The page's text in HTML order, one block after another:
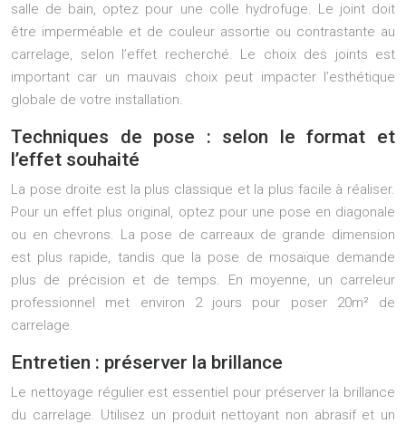
salle de bain, optez pour une colle hydrofuge. Le joint doit
être imperméable et de couleur assortie ou contrastante au
carrelage, selon l’effet recherché. Le choix des joints est
important car un mauvais choix peut impacter l’esthétique
globale de votre installation.
Techniques de pose : selon le format et
l’effet souhaité
La pose droite est la plus classique et la plus facile à réaliser.
Pour un effet plus original, optez pour une pose en diagonale
ou en chevrons. La pose de carreaux de grande dimension
est plus rapide, tandis que la pose de mosaïque demande
plus de précision et de temps. En moyenne, un carreleur
professionnel met environ 2 jours pour poser 20m² de
carrelage.
Entretien : préserver la brillance
Le nettoyage régulier est essentiel pour préserver la brillance
du carrelage. Utilisez un produit nettoyant non abrasif et un